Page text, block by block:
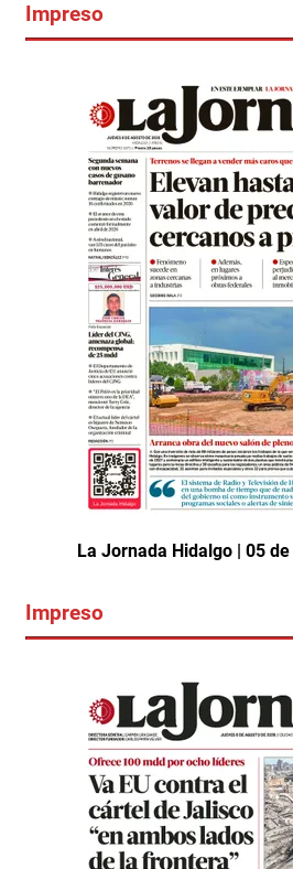
Impreso
La Jornada Hidalgo | 05
Impreso